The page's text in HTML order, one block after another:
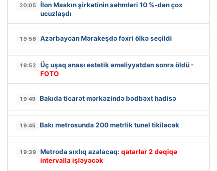
20:05
İlon Maskın şirkətinin səhmləri 10 %-dən çox
ucuzlaşdı
19:56 Azərbaycan Mərakeşdə fəxri ölkə seçildi
19:52 Üç uşaq anası estetik əməliyyatdan sonra öldü -
FOTO
19:49 Bakıda ticarət mərkəzində bədbəxt hadisə
19:45 Bakı metrosunda 200 metrlik tunel tikiləcək
19:39 Metroda sıxlıq azalacaq: qatarlar 2 dəqiqə
intervalla işləyəcək